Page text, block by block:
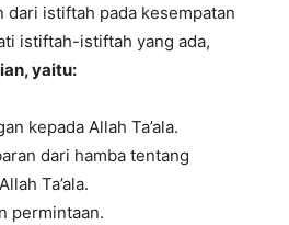
dari istiftah pada kesempatan
istiftah-istiftah yang ada,
yaitu:
kepada Allah Ta’ala.
dari hamba tentang
Ta’ala.
permintaan.